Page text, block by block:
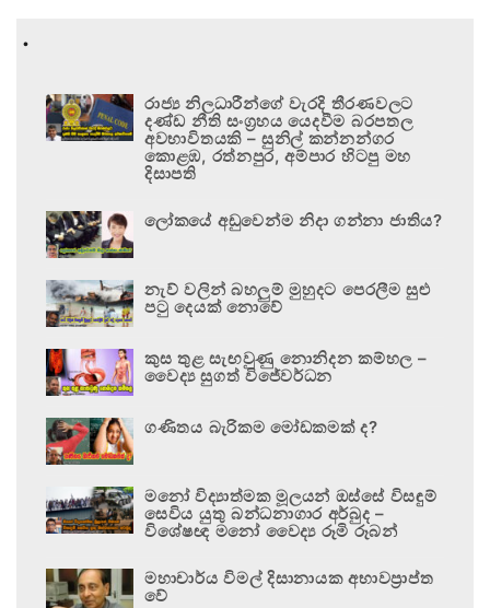
.
රාජ්‍ය නිලධාරීන්ගේ වැරදි තීරණවලට
දණ්ඩ නීති සංග්‍රහය යෙදවීම බරපතල
අවභාවිතයකි – සුනිල් කන්නන්ගර
කොළඹ, රත්නපුර, අම්පාර හිටපු මහ
දිසාපති
ලෝකයේ අඩුවෙන්ම නිදා ගන්නා ජාතිය?
නැව් වලින් බහලුම් මුහුදට පෙරලීම සුළු
පටු දෙයක් නොවේ
කුස තුළ සැඟවුණු නොනිදන කම්හල –
වෛද්‍ය සුගත් විජේවර්ධන
ගණිතය බැරිකම මෝඩකමක් ද?
මනෝ විද්‍යාත්මක මූලයන් ඔස්සේ විසඳුම්
සෙවිය යුතු බන්ධනාගාර අර්බුද –
විශේෂඥ මනෝ වෛද්‍ය රූමි රූබන්
මහාචාර්ය විමල් දිසානායක අභාවප්‍රාප්ත
වේ